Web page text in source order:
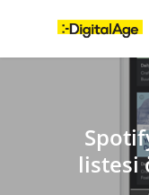
content
listesi